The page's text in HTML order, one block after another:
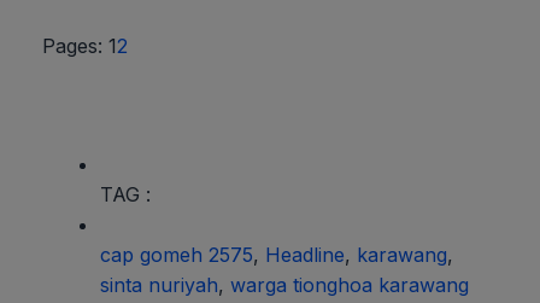
Pages: Page
1,Page
2
TAG :
cap gomeh 2575, Headline, karawang,
sinta nuriyah, warga tionghoa karawang